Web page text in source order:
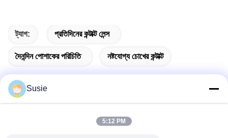
ট্যাগ: প্রতিদিনের কন্টাক্ট লেন্স
দৈনন্দিন পোশাকের পরিচিতি নষ্টযোগ্য চোখের কন্টাক্ট
Susie
5:12 PM